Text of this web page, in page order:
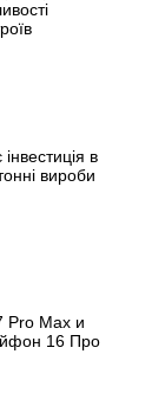
в
вироби
Pro Max и
16 Про